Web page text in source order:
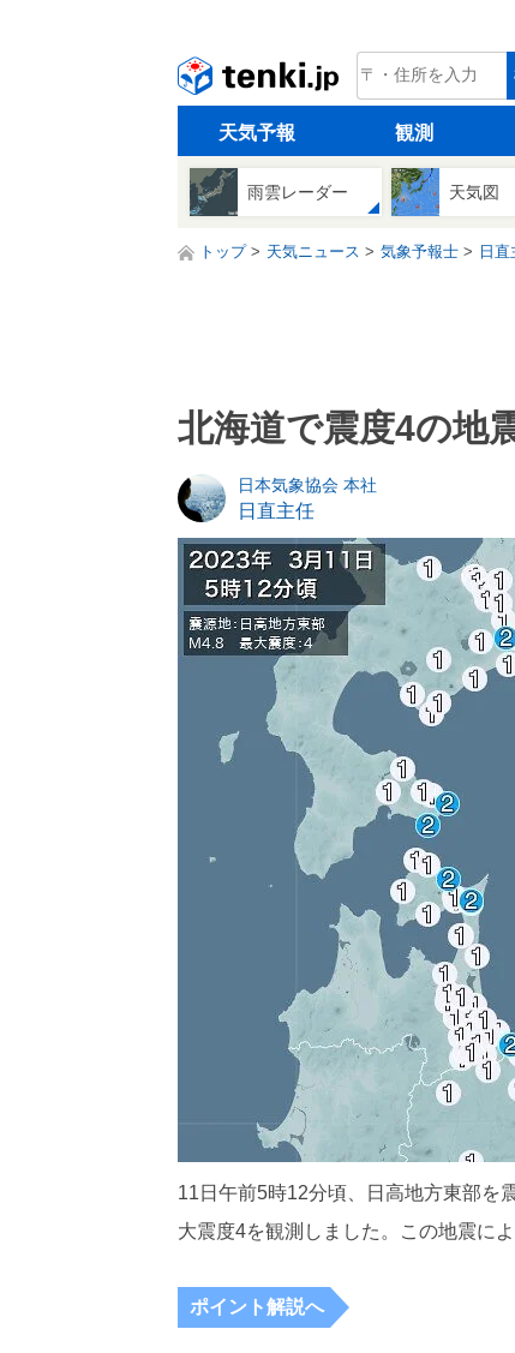
tenki.jp
天気予報 観測
雨雲レーダー 天気図
トップ 天気ニュース 気象予報士 日
北海道で震度4の地
日本気象協会 本社
日直主任
11日午前5時12分頃、日高地方東部を
大震度4を観測しました。この地震に
ポイント解説へ